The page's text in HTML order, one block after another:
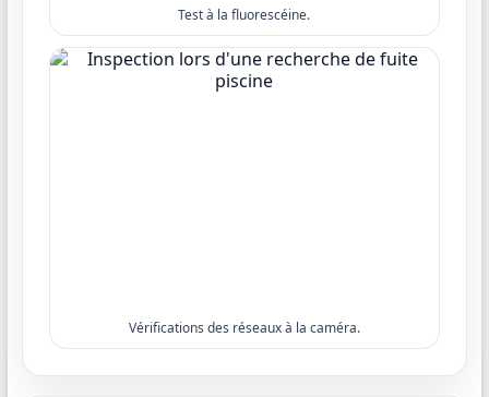
Test à la fluorescéine.
Vérifications des réseaux à la caméra.